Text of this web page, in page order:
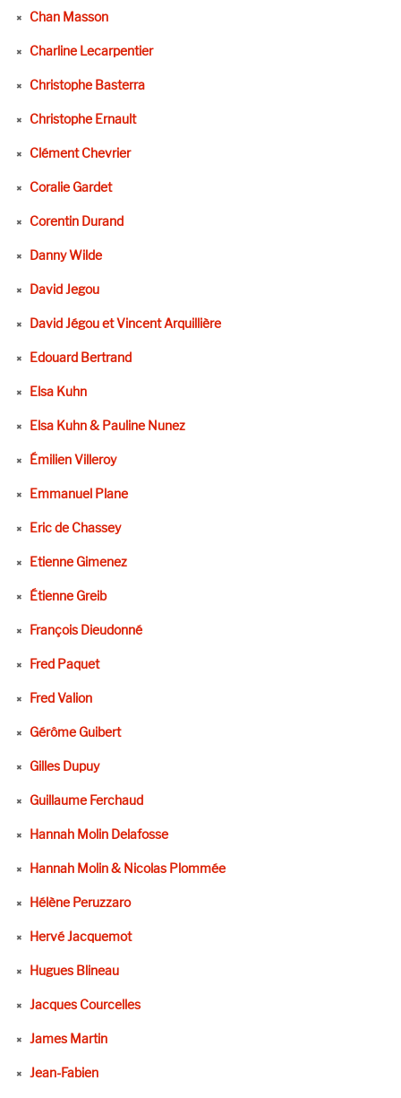
Chan Masson
Charline Lecarpentier
Christophe Basterra
Christophe Ernault
Clément Chevrier
Coralie Gardet
Corentin Durand
Danny Wilde
David Jegou
David Jégou et Vincent Arquillière
Edouard Bertrand
Elsa Kuhn
Elsa Kuhn & Pauline Nunez
Émilien Villeroy
Emmanuel Plane
Eric de Chassey
Etienne Gimenez
Étienne Greib
François Dieudonné
Fred Paquet
Fred Valion
Gérôme Guibert
Gilles Dupuy
Guillaume Ferchaud
Hannah Molin Delafosse
Hannah Molin & Nicolas Plommée
Hélène Peruzzaro
Hervé Jacquemot
Hugues Blineau
Jacques Courcelles
James Martin
Jean-Fabien